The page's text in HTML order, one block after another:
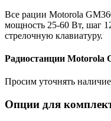
Все рации Motorola
мощность 25-60 Вт, шаг
стрелочную клавиатуру.
Радиостанции Motorola
Просим уточнять
Опции для